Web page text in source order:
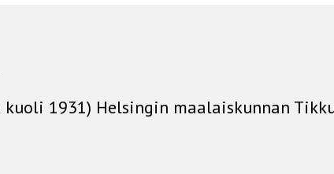
1931) Helsingin maalaiskunnan